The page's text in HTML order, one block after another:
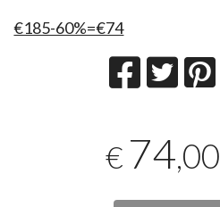
€185-60%=€74
€ 74,00